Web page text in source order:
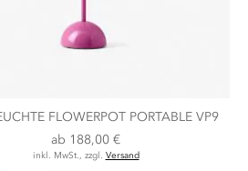
FLOWERPOT PORTABLE VP9
ab 188,00 €
inkl. MwSt., zzgl. Versand